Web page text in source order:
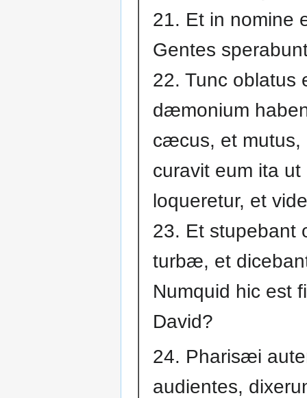
21. Et in nomine
Gentes
22. Tunc oblatus
dæmonium
cæcus, et mutus,
curavit eum ita ut
loqueretur, et
23. Et stupebant
turbæ, et
Numquid hic est
David?
24. Pharisæi
audientes,